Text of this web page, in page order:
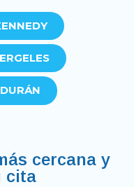
cercana y
cita